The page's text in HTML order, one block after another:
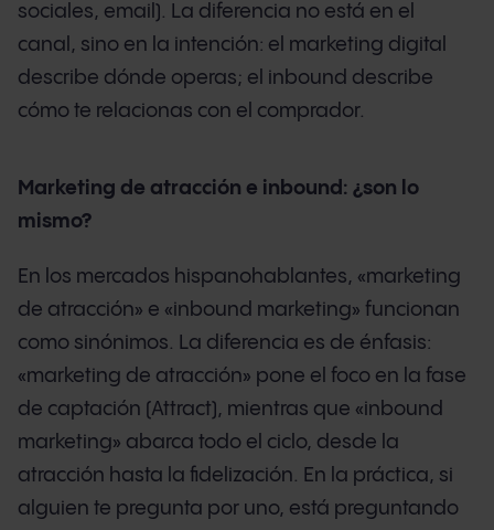
sociales, email). La diferencia no está en el
canal, sino en la intención: el marketing digital
describe dónde operas; el inbound describe
cómo te relacionas con el comprador.
Marketing de atracción e inbound: ¿son lo
mismo?
En los mercados hispanohablantes, «marketing
de atracción» e «inbound marketing» funcionan
como sinónimos. La diferencia es de énfasis:
«marketing de atracción» pone el foco en la fase
de captación (Attract), mientras que «inbound
marketing» abarca todo el ciclo, desde la
atracción hasta la fidelización. En la práctica, si
alguien te pregunta por uno, está preguntando